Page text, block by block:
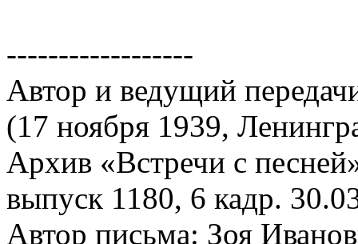
------------------
Автор и ведущий
(17 ноября 1939,
Архив «Встречи с
выпуск 1180, 6 кадр.
Автор письма: Зоя